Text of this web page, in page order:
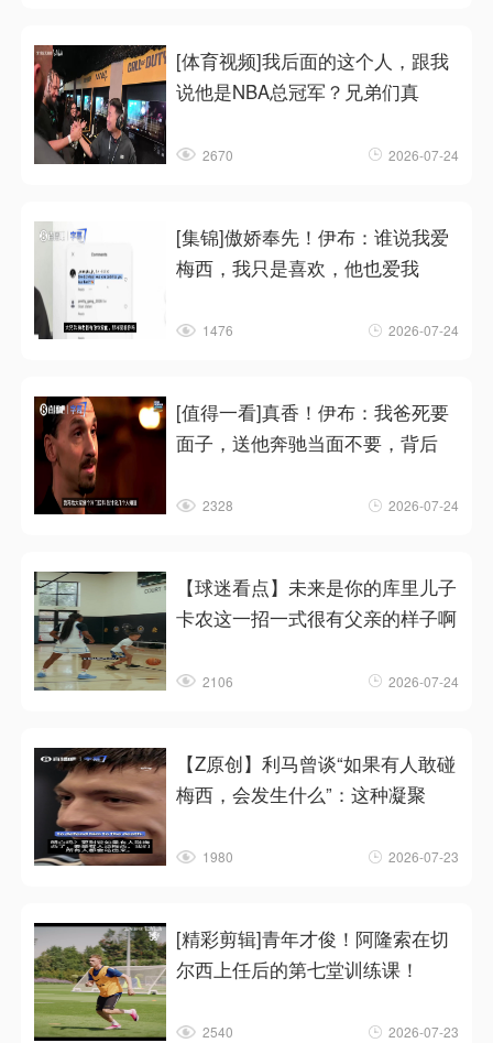
[体育视频]我后面的这个人，跟我
说他是NBA总冠军？兄弟们真
2670 2026-07-24
[集锦]傲娇奉先！伊布：谁说我爱
梅西，我只是喜欢，他也爱我
1476 2026-07-24
[值得一看]真香！伊布：我爸死要
面子，送他奔驰当面不要，背后
2328 2026-07-24
【球迷看点】未来是你的库里儿子
卡农这一招一式很有父亲的样子啊
2106 2026-07-24
【Z原创】利马曾谈“如果有人敢碰
梅西，会发生什么”：这种凝聚
1980 2026-07-23
[精彩剪辑]青年才俊！阿隆索在切
尔西上任后的第七堂训练课！
2540 2026-07-23